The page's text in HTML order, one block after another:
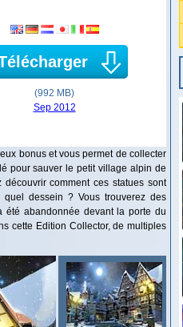
(992 MB)
Sep 2012
bonus et vous permet de collecter
pour sauver le petit village alpin de
comment ces statues sont
dessein ? Vous trouverez des
été abandonnée devant la porte du
cette Edition Collector, de multiples